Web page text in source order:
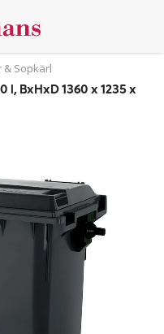
& Sopkärl
BxHxD 1360 x 1235 x